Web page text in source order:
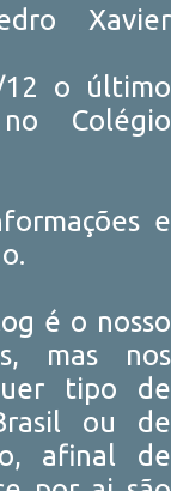
Xavier
o último
Colégio
e
é o nosso
mas nos
tipo de
ou de
afinal de